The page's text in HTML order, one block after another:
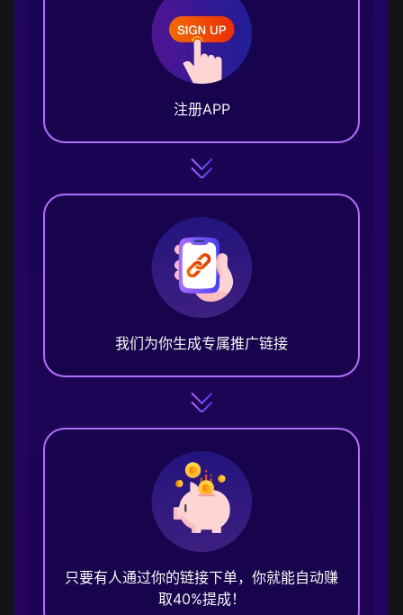
注册APP
我们为你生成专属推广链接
只要有人通过你的链接下单，你就能自动赚
取40%提成！